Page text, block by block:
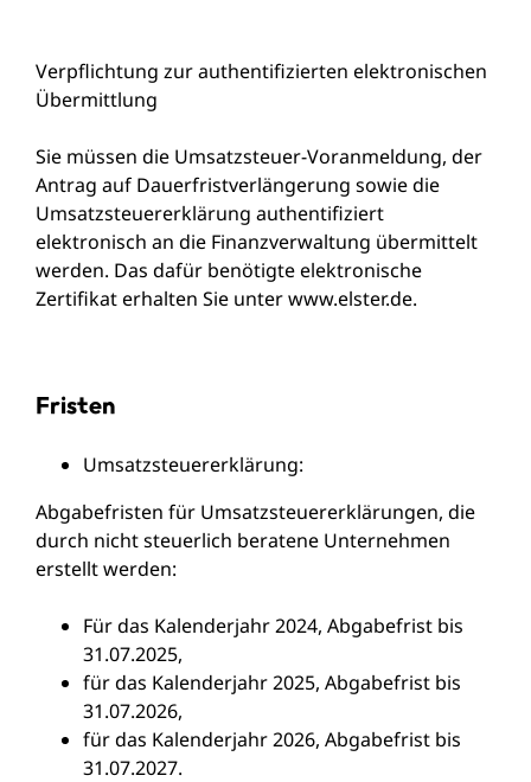
Verpflichtung zur authentifizierten elektronischen
Übermittlung
Sie müssen die Umsatzsteuer-Voranmeldung, der
Antrag auf Dauerfristverlängerung sowie die
Umsatzsteuererklärung authentifiziert
elektronisch an die Finanzverwaltung übermittelt
werden. Das dafür benötigte elektronische
Zertifikat erhalten Sie unter www.elster.de.
Fristen
Umsatzsteuererklärung:
Abgabefristen für Umsatzsteuererklärungen, die
durch nicht steuerlich beratene Unternehmen
erstellt werden:
Für das Kalenderjahr 2024, Abgabefrist bis
31.07.2025,
für das Kalenderjahr 2025, Abgabefrist bis
31.07.2026,
für das Kalenderjahr 2026, Abgabefrist bis
31.07.2027.